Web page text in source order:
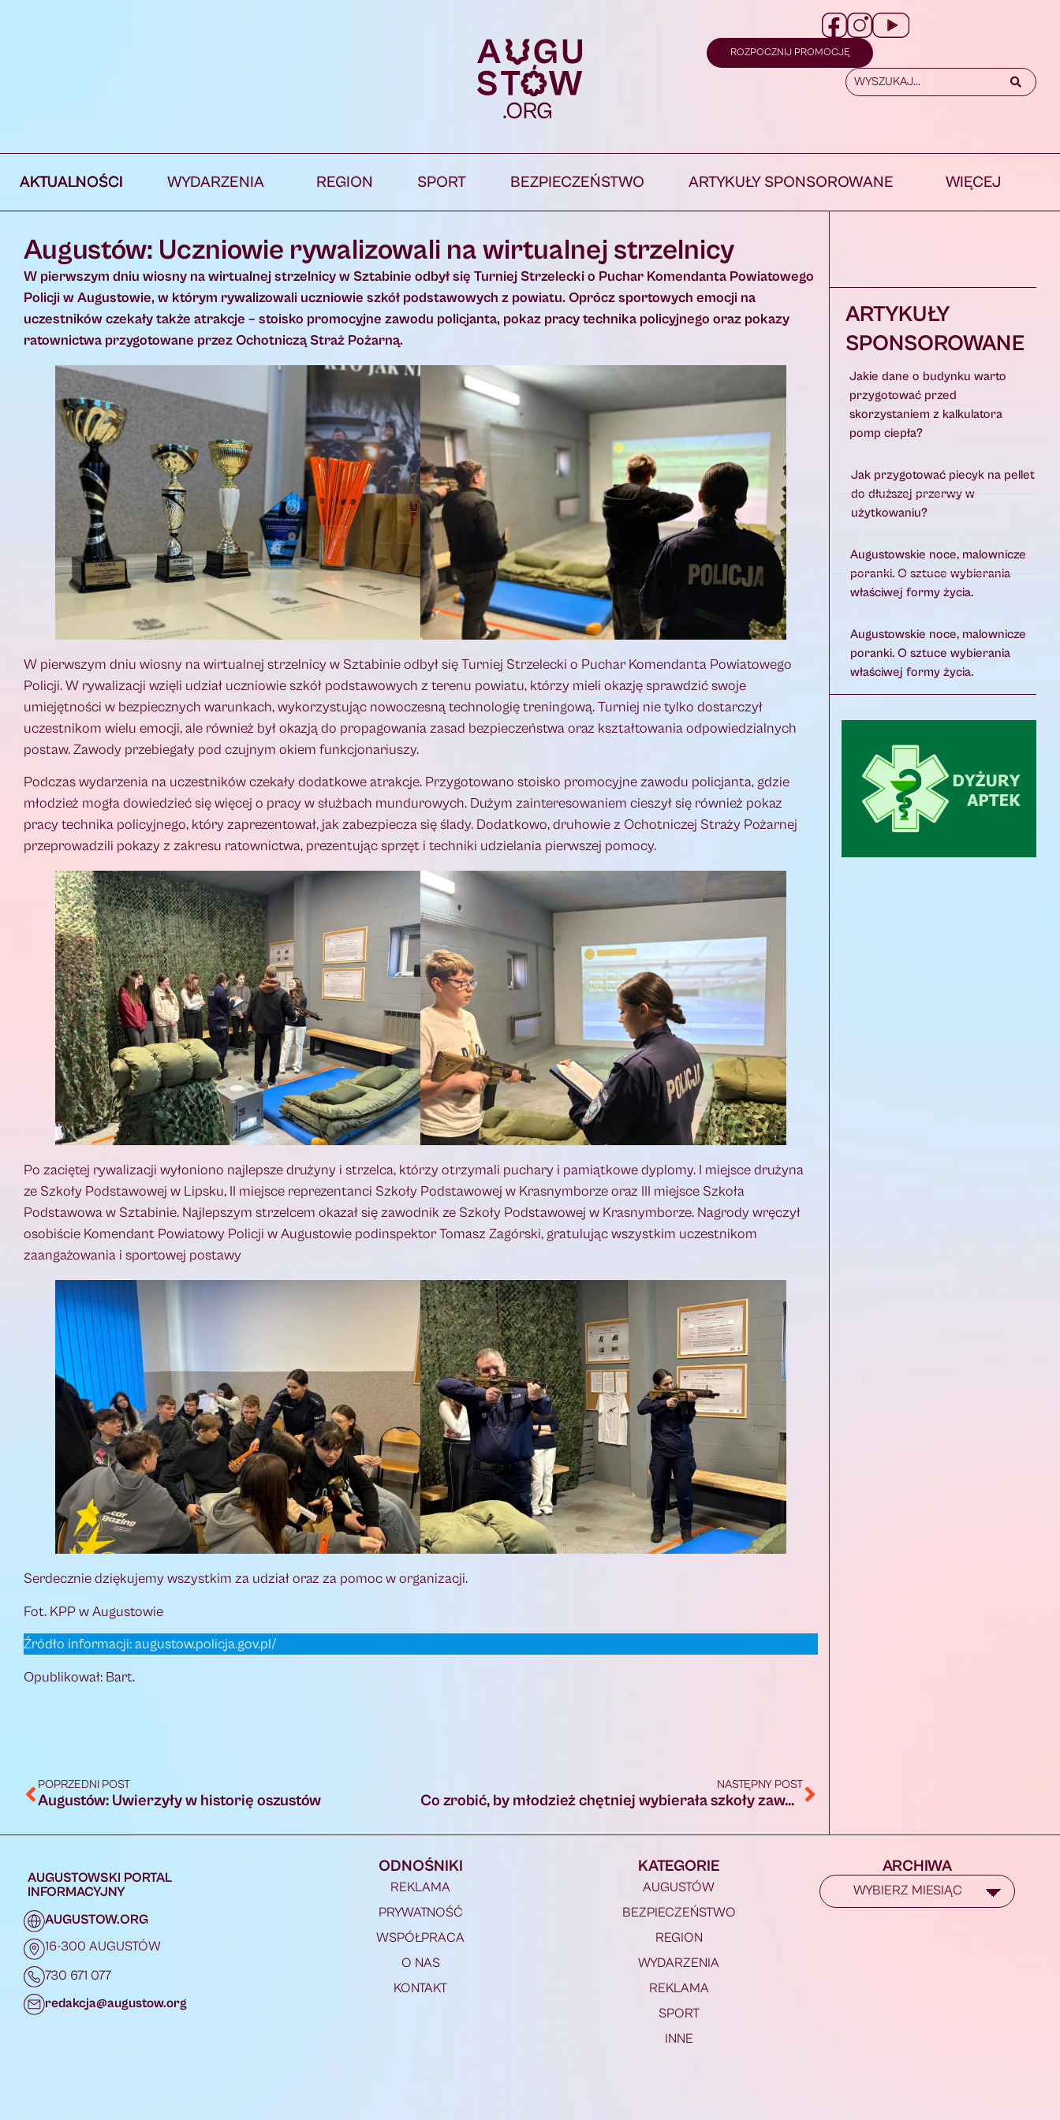
ROZPOCZNIJ PROMOCJĘ
AKTUALNOŚCI WYDARZENIA REGION SPORT BEZPIECZEŃSTWO ARTYKUŁY SPONSOROWANE WIĘCEJ
Augustów: Uczniowie rywalizowali na wirtualnej strzelnicy
W pierwszym dniu wiosny na wirtualnej strzelnicy w Sztabinie odbył się Turniej Strzelecki o Puchar Komendanta Powiatowego
Policji w Augustowie, w którym rywalizowali uczniowie szkół podstawowych z powiatu. Oprócz sportowych emocji na
uczestników czekały także atrakcje – stoisko promocyjne zawodu policjanta, pokaz pracy technika policyjnego oraz pokazy
ratownictwa przygotowane przez Ochotniczą Straż Pożarną.
W pierwszym dniu wiosny na wirtualnej strzelnicy w Sztabinie odbył się Turniej Strzelecki o Puchar Komendanta Powiatowego
Policji. W rywalizacji wzięli udział uczniowie szkół podstawowych z terenu powiatu, którzy mieli okazję sprawdzić swoje
umiejętności w bezpiecznych warunkach, wykorzystując nowoczesną technologię treningową. Turniej nie tylko dostarczył
uczestnikom wielu emocji, ale również był okazją do propagowania zasad bezpieczeństwa oraz kształtowania odpowiedzialnych
postaw. Zawody przebiegały pod czujnym okiem funkcjonariuszy.
Podczas wydarzenia na uczestników czekały dodatkowe atrakcje. Przygotowano stoisko promocyjne zawodu policjanta, gdzie
młodzież mogła dowiedzieć się więcej o pracy w służbach mundurowych. Dużym zainteresowaniem cieszył się również pokaz
pracy technika policyjnego, który zaprezentował, jak zabezpiecza się ślady. Dodatkowo, druhowie z Ochotniczej Straży Pożarnej
przeprowadzili pokazy z zakresu ratownictwa, prezentując sprzęt i techniki udzielania pierwszej pomocy.
Po zaciętej rywalizacji wyłoniono najlepsze drużyny i strzelca, którzy otrzymali puchary i pamiątkowe dyplomy. I miejsce drużyna
ze Szkoły Podstawowej w Lipsku, II miejsce reprezentanci Szkoły Podstawowej w Krasnymborze oraz III miejsce Szkoła
Podstawowa w Sztabinie. Najlepszym strzelcem okazał się zawodnik ze Szkoły Podstawowej w Krasnymborze. Nagrody wręczył
osobiście Komendant Powiatowy Policji w Augustowie podinspektor Tomasz Zagórski, gratulując wszystkim uczestnikom
zaangażowania i sportowej postawy
Serdecznie dziękujemy wszystkim za udział oraz za pomoc w organizacji.
Fot. KPP w Augustowie
Źródło informacji: augustow.policja.gov.pl/
Opublikował: Bart.
POPRZEDNI POST
Augustów: Uwierzyły w historię oszustów
NASTĘPNY POST
Co zrobić, by młodzież chętniej wybierała szkoły zawodowe? II Kongres Edukacji Budowlanej
ARTYKUŁY
SPONSOROWANE
Jakie dane o budynku warto
przygotować przed
skorzystaniem z kalkulatora
pomp ciepła?
Jak przygotować piecyk na pellet
do dłuższej przerwy w
użytkowaniu?
Augustowskie noce, malownicze
poranki. O sztuce wybierania
właściwej formy życia.
Augustowskie noce, malownicze
poranki. O sztuce wybierania
właściwej formy życia.
AUGUSTOWSKI PORTAL
INFORMACYJNY
AUGUSTOW.ORG
16-300 AUGUSTÓW
730 671 077
redakcja@augustow.org
ODNOŚNIKI
REKLAMA
PRYWATNOŚĆ
WSPÓŁPRACA
O NAS
KONTAKT
KATEGORIE
AUGUSTÓW
BEZPIECZEŃSTWO
REGION
WYDARZENIA
REKLAMA
SPORT
INNE
ARCHIWA